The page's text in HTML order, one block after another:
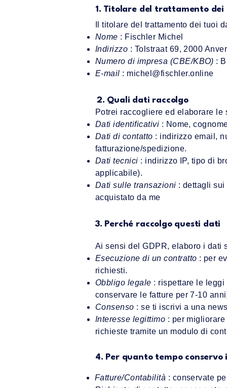
1. Titolare del trattamento dei
Il titolare del trattamento dei tuoi
Nome : Fischler Michel
Indirizzo : Tolstraat 69, 2000
Numero di impresa (CBE/KBO) :
E-mail : michel@fischler.online
2. Quali dati raccolgo
Potrei raccogliere ed elaborare
Dati identificativi : Nome,
Dati di contatto : indirizzo email,
fatturazione/spedizione.
Dati tecnici : indirizzo IP, tipo di
applicabile).
Dati sulle transazioni : dettagli
acquistato da me
3. Perché raccolgo questi dati
Ai sensi del GDPR, elaboro i dati
Esecuzione di un contratto : per
richiesti.
Obbligo legale : rispettare le
conservare le fatture per 7-10
Consenso : se ti iscrivi a una
Interesse legittimo : per
richieste tramite un modulo di
4. Per quanto tempo
Fatture/Contabilità : conservate